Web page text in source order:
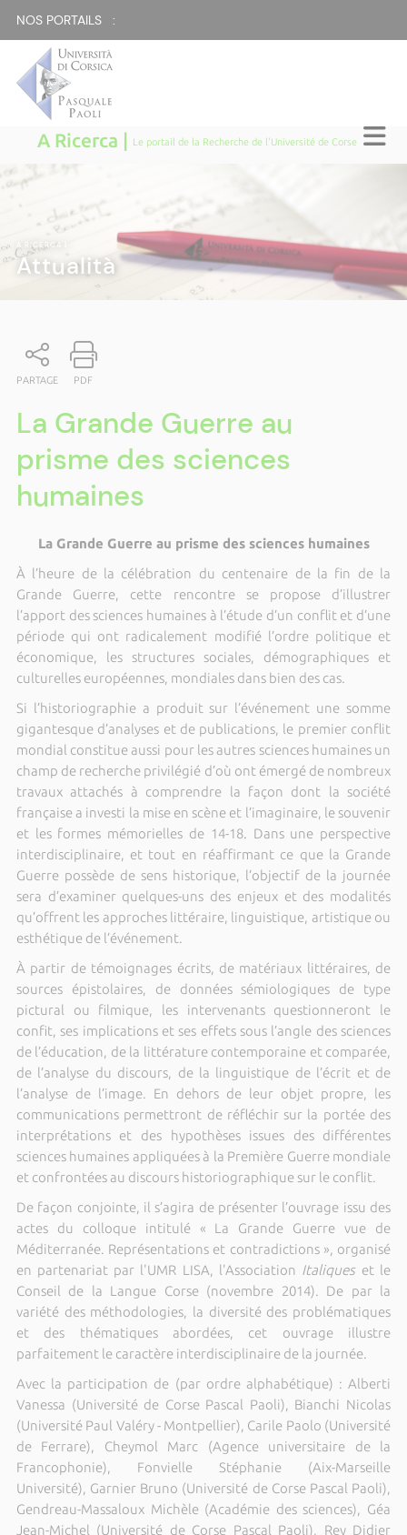
NOS PORTAILS :
A Ricerca | Le portail de la Recherche de l'Université de Corse
A RICERCA
Attualità
PARTAGE PDF
La Grande Guerre au
prisme des sciences
humaines
La Grande Guerre au prisme des sciences humaines
À l’heure de la célébration du centenaire de la fin de la
Grande Guerre, cette rencontre se propose d’illustrer
l’apport des sciences humaines à l’étude d’un conflit et d’une
période qui ont radicalement modifié l’ordre politique et
économique, les structures sociales, démographiques et
culturelles européennes, mondiales dans bien des cas.
Si l’historiographie a produit sur l’événement une somme
gigantesque d’analyses et de publications, le premier conflit
mondial constitue aussi pour les autres sciences humaines un
champ de recherche privilégié d’où ont émergé de nombreux
travaux attachés à comprendre la façon dont la société
française a investi la mise en scène et l’imaginaire, le souvenir
et les formes mémorielles de 14-18. Dans une perspective
interdisciplinaire, et tout en réaffirmant ce que la Grande
Guerre possède de sens historique, l’objectif de la journée
sera d’examiner quelques-uns des enjeux et des modalités
qu’offrent les approches littéraire, linguistique, artistique ou
esthétique de l’événement.
À partir de témoignages écrits, de matériaux littéraires, de
sources épistolaires, de données sémiologiques de type
pictural ou filmique, les intervenants questionneront le
confit, ses implications et ses effets sous l’angle des sciences
de l’éducation, de la littérature contemporaine et comparée,
de l’analyse du discours, de la linguistique de l’écrit et de
l’analyse de l’image. En dehors de leur objet propre, les
communications permettront de réfléchir sur la portée des
interprétations et des hypothèses issues des différentes
sciences humaines appliquées à la Première Guerre mondiale
et confrontées au discours historiographique sur le conflit.
De façon conjointe, il s’agira de présenter l’ouvrage issu des
actes du colloque intitulé « La Grande Guerre vue de
Méditerranée. Représentations et contradictions », organisé
en partenariat par l'UMR LISA, l'Association Italiques et le
Conseil de la Langue Corse (novembre 2014). De par la
variété des méthodologies, la diversité des problématiques
et des thématiques abordées, cet ouvrage illustre
parfaitement le caractère interdisciplinaire de la journée.
Avec la participation de (par ordre alphabétique) : Alberti
Vanessa (Université de Corse Pascal Paoli), Bianchi Nicolas
(Université Paul Valéry - Montpellier), Carile Paolo (Université
de Ferrare), Cheymol Marc (Agence universitaire de la
Francophonie), Fonvielle Stéphanie (Aix-Marseille
Université), Garnier Bruno (Université de Corse Pascal Paoli),
Gendreau-Massaloux Michèle (Académie des sciences), Géa
Jean-Michel (Université de Corse Pascal Paoli), Rey Didier